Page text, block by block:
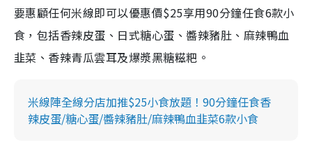
要惠顧任何米線即可以優惠價$25享用90分鐘任食6款小
食，包括香辣皮蛋、日式糖心蛋、醬辣豬肚、麻辣鴨血
韭菜、香辣青瓜雲耳及爆漿黑糖糍粑。
米線陣全線分店加推$25小食放題！90分鐘任食香
辣皮蛋/糖心蛋/醬辣豬肚/麻辣鴨血韭菜6款小食